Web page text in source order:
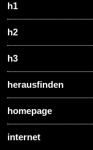
h1
h2
h3
herausfinden
homepage
internet